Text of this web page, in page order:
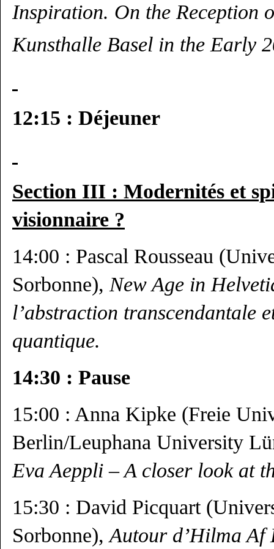
Inspiration. On the Reception
Kunsthalle Basel in the Early
12:15 : Déjeuner
Section III : Modernités et
visionnaire ?
14:00 : Pascal Rousseau
Sorbonne), New Age in
l’abstraction transcendantale
quantique.
14:30 : Pause
15:00 : Anna Kipke (Freie
Berlin/Leuphana University
Eva Aeppli – A closer look at
15:30 : David Picquart
Sorbonne),Autour d’Hilma Af